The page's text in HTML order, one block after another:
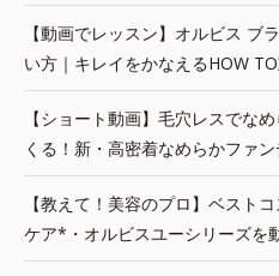
【動画でレッスン】オルビス ブ
い方｜キレイをかなえるHOW
【ショート動画】毛穴レスでな
くる！新・高密着なめらかファ
【教えて！美容のプロ】ベスト
ケア*・オルビスユーシリーズを